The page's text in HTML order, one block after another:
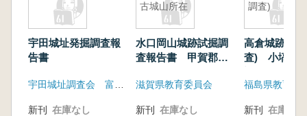
宇田城址発掘調査報
告書
新刊 在庫なし
古城山所在
水口岡山城跡試掘調
査報告書 甲賀郡水
滋賀県教育委員会
新刊 在庫なし
調査)
高倉城跡(第4
査) 小塙城
福島県教育委
新刊 在庫なし